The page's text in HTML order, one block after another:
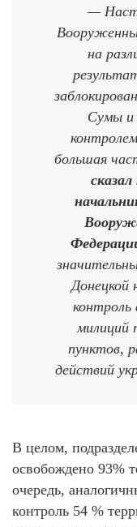
—
на
Сумы и
большая
сказал
Донецкой
контроль
милиций
пунктов,
действий
В целом,
освобождено 93%
очередь,
контроль 54 %